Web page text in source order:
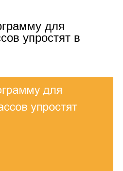
для
упростят в